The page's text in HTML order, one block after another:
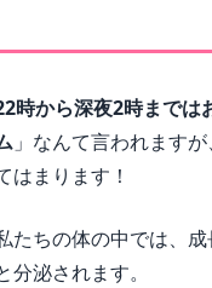
時から深夜2時までは
」なんて言われます
はまります！
たちの体の中では、
分泌されます。